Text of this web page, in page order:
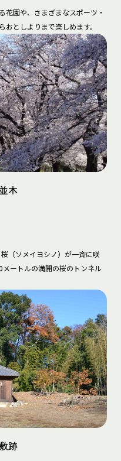
花園や、さまざまなスポーツ・
としよりまで楽しめます。
木
（ソメイヨシノ）が一斉に咲
ートルの満開の桜のトンネル
跡